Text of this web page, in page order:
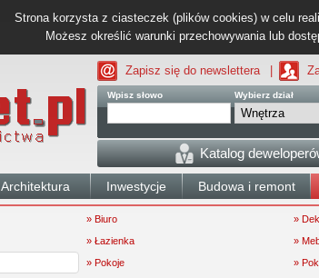
Strona korzysta z ciasteczek (plików cookies) w celu
Możesz określić warunki przechowywania lub
Zapisz się do newslettera
Wpisz słowo Wybierz dział
Katalog
Architektura Inwestycje Budowa i remont
» Biuro »
» Łazienka »
» Pokoje »